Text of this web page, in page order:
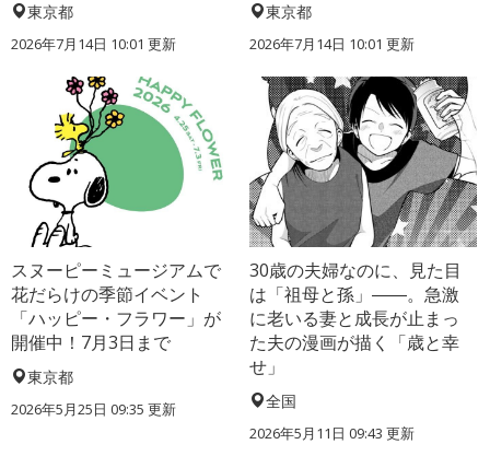
東京都
2026年7月14日 10:01 更新
東京都
2026年7月14日 10:01 更新
スヌーピーミュージアムで
花だらけの季節イベント
「ハッピー・フラワー」が
開催中！7月3日まで
東京都
2026年5月25日 09:35 更新
30歳の夫婦なのに、見た目
は「祖母と孫」――。急激
に老いる妻と成長が止まっ
た夫の漫画が描く「歳と幸
せ」
全国
2026年5月11日 09:43 更新